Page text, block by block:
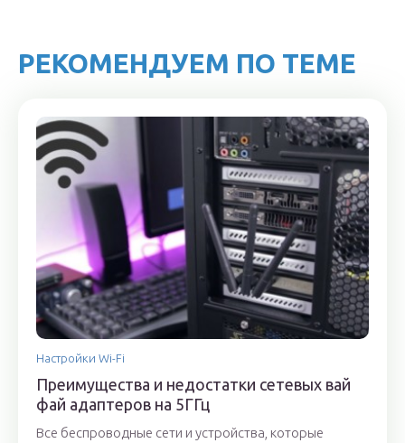
РЕКОМЕНДУЕМ ПО ТЕМЕ
Настройки Wi-Fi
Преимущества и недостатки сетевых вай
фай адаптеров на 5ГГц
Все беспроводные сети и устройства, которые